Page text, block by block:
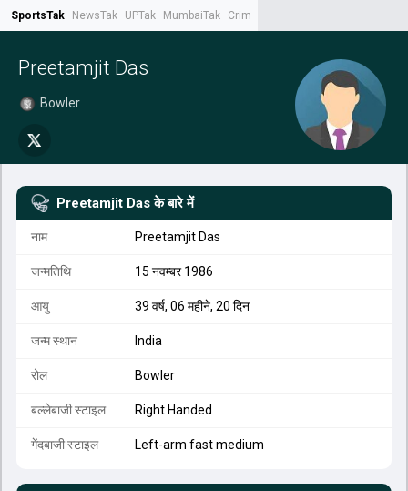
SportsTak NewsTak UPTak MumbaiTak CrimeTak
Preetamjit Das
Bowler
Preetamjit Das के बारे में
नाम Preetamjit Das
जन्मतिथि 15 नवम्बर 1986
आयु 39 वर्ष, 06 महीने, 20 दिन
जन्म स्थान India
रोल Bowler
बल्लेबाजी स्टाइल Right Handed
गेंदबाजी स्टाइल Left-arm fast medium